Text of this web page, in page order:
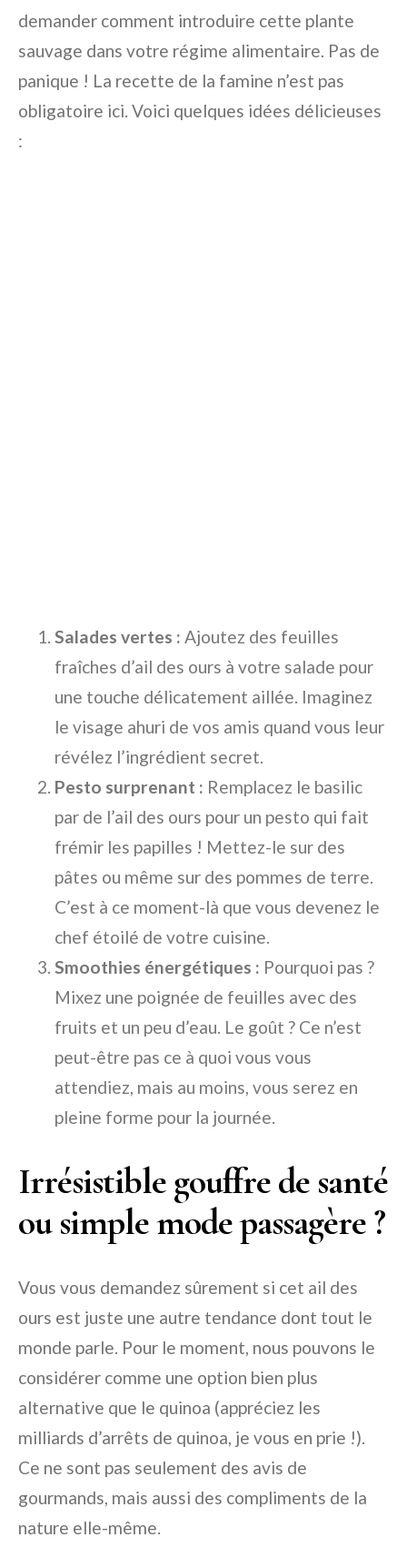
demander comment introduire cette plante
sauvage dans votre régime alimentaire. Pas de
panique ! La recette de la famine n’est pas
obligatoire ici. Voici quelques idées délicieuses
:
Salades vertes : Ajoutez des feuilles
fraîches d’ail des ours à votre salade pour
une touche délicatement aillée. Imaginez
le visage ahuri de vos amis quand vous leur
révélez l’ingrédient secret.
Pesto surprenant : Remplacez le basilic
par de l’ail des ours pour un pesto qui fait
frémir les papilles ! Mettez-le sur des
pâtes ou même sur des pommes de terre.
C’est à ce moment-là que vous devenez le
chef étoilé de votre cuisine.
Smoothies énergétiques : Pourquoi pas ?
Mixez une poignée de feuilles avec des
fruits et un peu d’eau. Le goût ? Ce n’est
peut-être pas ce à quoi vous vous
attendiez, mais au moins, vous serez en
pleine forme pour la journée.
Irrésistible gouffre de santé
ou simple mode passagère ?
Vous vous demandez sûrement si cet ail des
ours est juste une autre tendance dont tout le
monde parle. Pour le moment, nous pouvons le
considérer comme une option bien plus
alternative que le quinoa (appréciez les
milliards d’arrêts de quinoa, je vous en prie !).
Ce ne sont pas seulement des avis de
gourmands, mais aussi des compliments de la
nature elle-même.